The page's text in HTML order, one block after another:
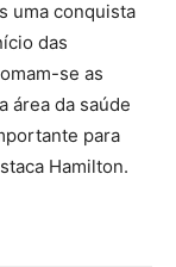
uma conquista
das
se as
área da saúde
para
Hamilton.